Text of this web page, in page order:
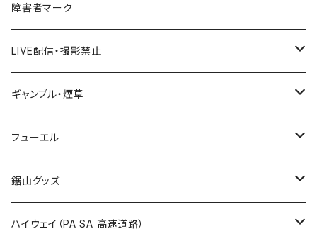
国道600～699号線
国道700～799号線
ROUTE600～699号線
ROUTE700～799号線
ROUTE 600～699号線
ROUTE 700～799号線
ROUTE 600～699号線
ROUTE 700～799号線
秋田県
Tシャツ
ステッカー
山形県
福島県
茨城県
栃木県
群馬県
障害者マーク
LIVE配信・撮影禁止
LIVE配信禁止
撮影禁止
ギャンブル・煙草
ホテルキーホルダー
たばこ・禁煙ステッカー
フューエル
ステッカー
鋸山グッズ
Tシャツ
ハイウェイ（PA SA 高速道路）